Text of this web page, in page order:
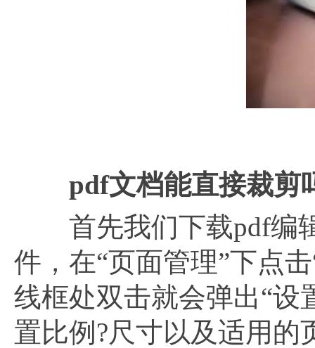
pdf文档能直接裁剪
首先我们下载pdf编辑
件，在“页面管理”下点
线框处双击就会弹出“设
置比例?尺寸以及适用的